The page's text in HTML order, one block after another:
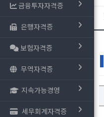
금융투자자격증
은행자격증
보험자격증
무역자격증
지속가능경영
세무회계자격증